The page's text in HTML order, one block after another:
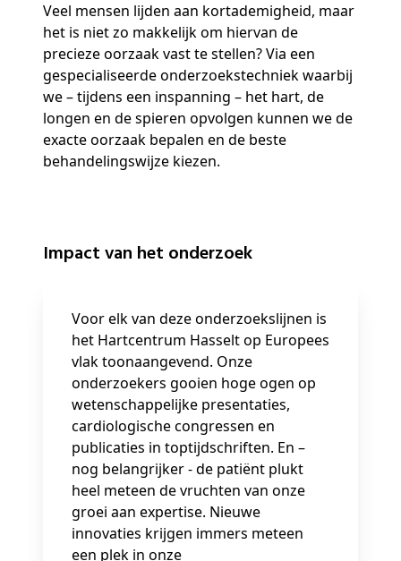
Veel mensen lijden aan kortademigheid, maar
het is niet zo makkelijk om hiervan de
precieze oorzaak vast te stellen? Via een
gespecialiseerde onderzoekstechniek waarbij
we – tijdens een inspanning – het hart, de
longen en de spieren opvolgen kunnen we de
exacte oorzaak bepalen en de beste
behandelingswijze kiezen.
Impact van het onderzoek
Voor elk van deze onderzoekslijnen is
het Hartcentrum Hasselt op Europees
vlak toonaangevend. Onze
onderzoekers gooien hoge ogen op
wetenschappelijke presentaties,
cardiologische congressen en
publicaties in toptijdschriften. En –
nog belangrijker - de patiënt plukt
heel meteen de vruchten van onze
groei aan expertise. Nieuwe
innovaties krijgen immers meteen
een plek in onze